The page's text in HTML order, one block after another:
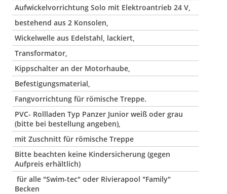
Aufwickelvorrichtung Solo mit Elektroantrieb 24 V,
bestehend aus 2 Konsolen,
Wickelwelle aus Edelstahl, lackiert,
Transformator,
Kippschalter an der Motorhaube,
Befestigungsmaterial,
Fangvorrichtung für römische Treppe.
PVC- Rollladen Typ Panzer Junior weiß oder grau
(bitte bei bestellung angeben),
mit Zuschnitt für römische Treppe
Bitte beachten keine Kindersicherung (gegen
Aufpreis erhältlich)
für alle "Swim-tec" oder Rivierapool "Family"
Becken